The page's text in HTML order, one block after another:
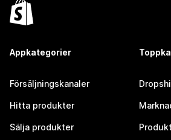
Appkategorier
Försäljningskanaler
Hitta produkter
Sälja produkter